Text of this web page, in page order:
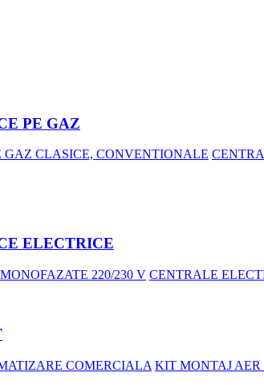
PE GAZ
GAZ CLASICE, CONVENTIONALE
ELECTRICE
220/230 V CENTRALE
COMERCIALA KIT MONTAJ